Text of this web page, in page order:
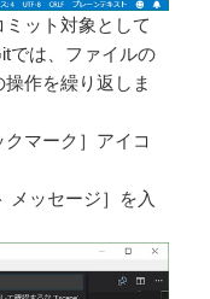
ット対象として
では、ファイルの
作を繰り返しま
クマーク］アイコ
メッセージ］を入